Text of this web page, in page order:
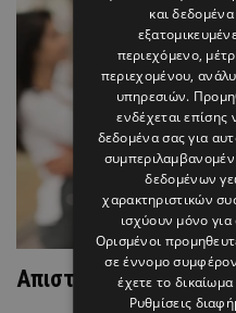
Απιστία: Σώζεται
και
περιεχόμενο,
περιεχομένου,
υπηρεσιών.
ενδέχεται επίσης
δεδομένα σας για
δεδομένων
χαρακτηριστικών
ισχύουν μόνο
Ορισμένοι
σε έννομο
έχετε το
Ρυθμίσεις